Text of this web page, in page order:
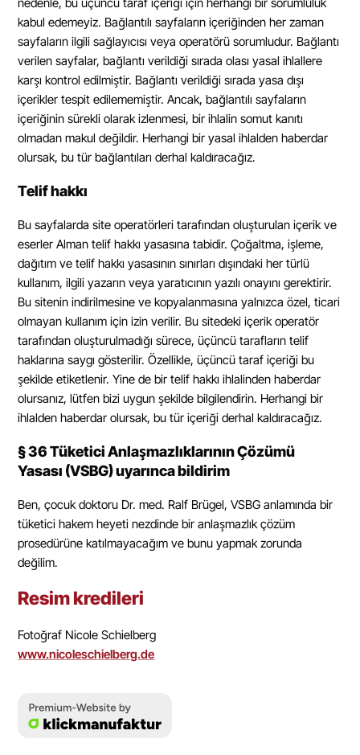
kabul edemeyiz. Bağlantılı sayfaların içeriğinden her zaman
sayfaların ilgili sağlayıcısı veya operatörü sorumludur. Bağlantı
verilen sayfalar, bağlantı verildiği sırada olası yasal ihlallere
karşı kontrol edilmiştir. Bağlantı verildiği sırada yasa dışı
içerikler tespit edilememiştir. Ancak, bağlantılı sayfaların
içeriğinin sürekli olarak izlenmesi, bir ihlalin somut kanıtı
olmadan makul değildir. Herhangi bir yasal ihlalden haberdar
olursak, bu tür bağlantıları derhal kaldıracağız.
Telif hakkı
Bu sayfalarda site operatörleri tarafından oluşturulan içerik ve
eserler Alman telif hakkı yasasına tabidir. Çoğaltma, işleme,
dağıtım ve telif hakkı yasasının sınırları dışındaki her türlü
kullanım, ilgili yazarın veya yaratıcının yazılı onayını gerektirir.
Bu sitenin indirilmesine ve kopyalanmasına yalnızca özel, ticari
olmayan kullanım için izin verilir. Bu sitedeki içerik operatör
tarafından oluşturulmadığı sürece, üçüncü tarafların telif
haklarına saygı gösterilir. Özellikle, üçüncü taraf içeriği bu
şekilde etiketlenir. Yine de bir telif hakkı ihlalinden haberdar
olursanız, lütfen bizi uygun şekilde bilgilendirin. Herhangi bir
ihlalden haberdar olursak, bu tür içeriği derhal kaldıracağız.
§ 36 Tüketici Anlaşmazlıklarının Çözümü
Yasası (VSBG) uyarınca bildirim
Ben, çocuk doktoru Dr. med. Ralf Brügel, VSBG anlamında bir
tüketici hakem heyeti nezdinde bir anlaşmazlık çözüm
prosedürüne katılmayacağım ve bunu yapmak zorunda
değilim.
Resim kredileri
Fotoğraf Nicole Schielberg
www.nicoleschielberg.de